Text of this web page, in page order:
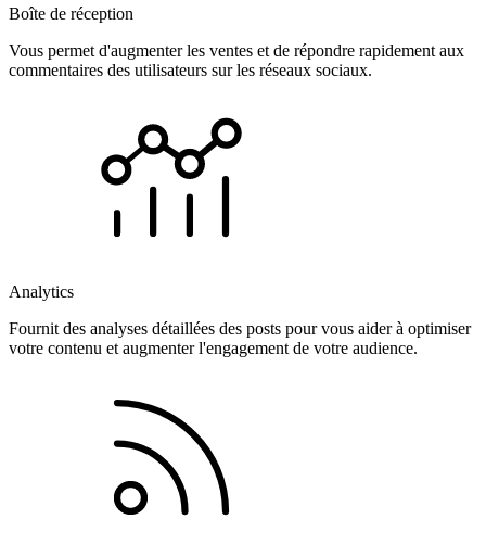
Boîte de réception
Vous permet d'augmenter les ventes et de répondre rapidement aux
commentaires des utilisateurs sur les réseaux sociaux.
Analytics
Fournit des analyses détaillées des posts pour vous aider à optimiser
votre contenu et augmenter l'engagement de votre audience.